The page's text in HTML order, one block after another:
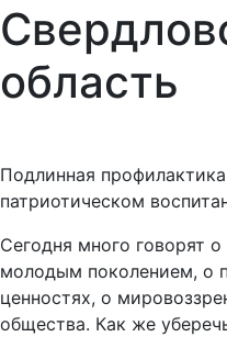
область
Подлинная
патриотическом
Сегодня много говорят
молодым поколением, о
ценностях, о
общества. Как же